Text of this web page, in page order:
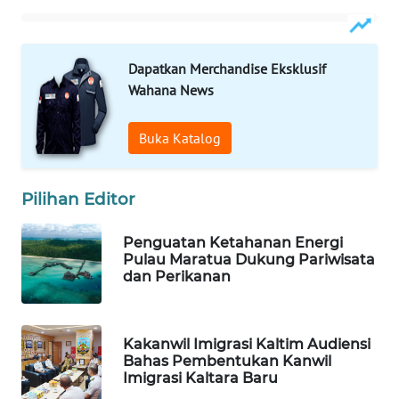
Dapatkan Merchandise Eksklusif
Wahana News
Buka Katalog
Pilihan Editor
Penguatan Ketahanan Energi
Pulau Maratua Dukung Pariwisata
dan Perikanan
Kakanwil Imigrasi Kaltim Audiensi
Bahas Pembentukan Kanwil
Imigrasi Kaltara Baru
MAWAKA
MARTABAT
NET
WATCH
MKLI
LPKKI
LKKI
KOPEKLIN